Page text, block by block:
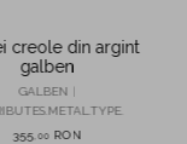
creole din argint
galben
GALBEN |
355 00 RON